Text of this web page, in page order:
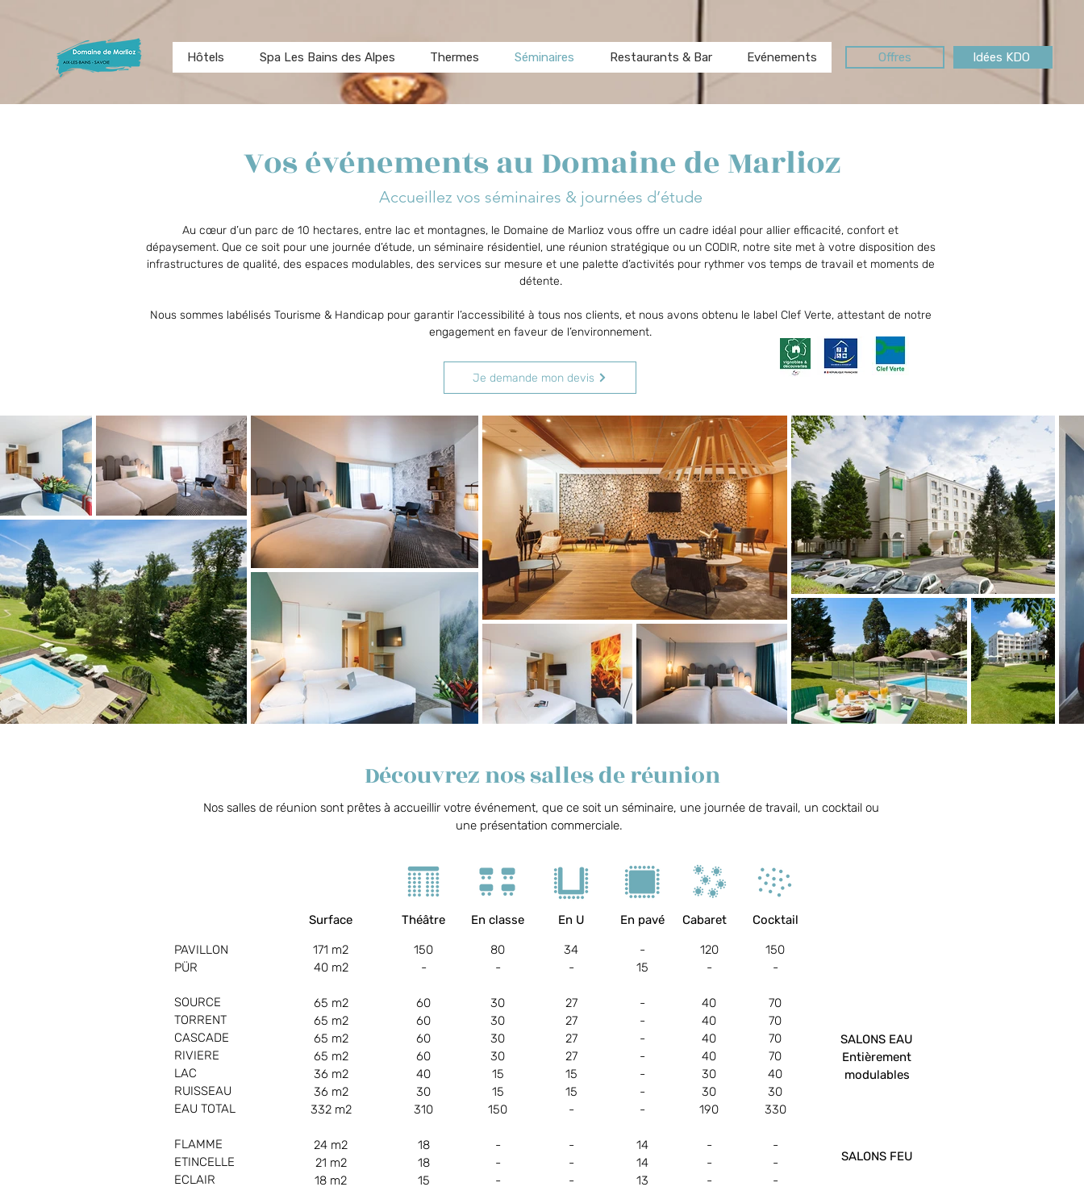
Hôtels Spa Les Bains des Alpes Thermes Séminaires Restaurants & Bar Evénements Offres Idées KDO
Vos événements au Domaine de Marlioz
Accueillez vos séminaires & journées d’étude
Au cœur d’un parc de 10 hectares, entre lac et montagnes, le Domaine de Marlioz vous offre un cadre idéal pour allier efficacité, confort et
dépaysement. Que ce soit pour une journée d’étude, un séminaire résidentiel, une réunion stratégique ou un CODIR, notre site met à votre disposition des
infrastructures de qualité, des espaces modulables, des services sur mesure et une palette d’activités pour rythmer vos temps de travail et moments de
détente.
Nous sommes labélisés Tourisme & Handicap pour garantir l’accessibilité à tous nos clients, et nous avons obtenu le label Clef Verte, attestant de notre
engagement en faveur de l’environnement.
Je demande mon devis
Découvrez nos salles de réunion
Nos salles de réunion sont prêtes à accueillir votre événement, que ce soit un séminaire, une journée de travail, un cocktail ou
une présentation commerciale.
Surface Théâtre En classe En U En pavé Cabaret Cocktail
PAVILLON
PÜR
SOURCE
TORRENT
CASCADE
RIVIERE
LAC
RUISSEAU
EAU TOTAL
FLAMME
ETINCELLE
ECLAIR
171 m2
40 m2
65 m2
65 m2
65 m2
65 m2
36 m2
36 m2
332 m2
24 m2
21 m2
18 m2
150
-
60
60
60
60
40
30
310
18
18
15
80
-
30
30
30
30
15
15
150
-
-
-
34
-
27
27
27
27
15
15
-
-
-
-
-
15
-
-
-
-
-
-
-
14
14
13
120
-
40
40
40
40
30
30
190
-
-
-
150
-
70
70
70
70
40
30
330
-
-
-
SALONS EAU
Entièrement
modulables
SALONS FEU